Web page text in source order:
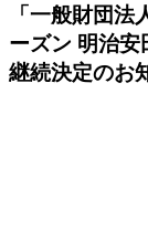
「一般財団
ーズン 明治安
継続決定のお